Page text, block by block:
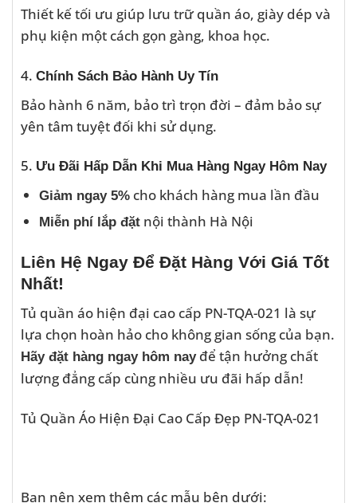
Thiết kế tối ưu giúp lưu trữ quần áo, giày dép và
phụ kiện một cách gọn gàng, khoa học.
4. Chính Sách Bảo Hành Uy Tín
Bảo hành 6 năm, bảo trì trọn đời – đảm bảo sự
yên tâm tuyệt đối khi sử dụng.
5. Ưu Đãi Hấp Dẫn Khi Mua Hàng Ngay Hôm Nay
Giảm ngay 5%cho khách hàng mua lần đầu
Miễn phí lắp đặtnội thành Hà Nội
Liên Hệ Ngay Để Đặt Hàng Với Giá Tốt
Nhất!
Tủ quần áo hiện đại cao cấp PN-TQA-021 là sự
lựa chọn hoàn hảo cho không gian sống của bạn.
Hãy đặt hàng ngay hôm nayđể tận hưởng chất
lượng đẳng cấp cùng nhiều ưu đãi hấp dẫn!
Tủ Quần Áo Hiện Đại Cao Cấp Đẹp PN-TQA-021
Bạn nên xem thêm các mẫu bên dưới: